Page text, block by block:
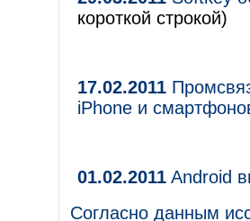
короткой строкой)
17.02.2011
iPhone и
01.02.2011 Android
Согласно данным